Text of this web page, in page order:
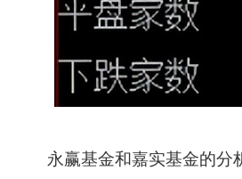
永赢基金和嘉实基金的分